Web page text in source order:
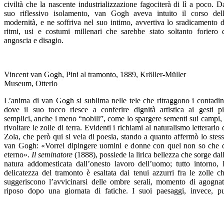
civiltà che la nascente industrializzazione fagociterà di lì a poco.
suo riflessivo isolamento, van Gogh aveva intuito il corso
modernità, e ne soffriva nel suo intimo, avvertiva lo sradicamento
ritmi, usi e costumi millenari che sarebbe stato soltanto foriero
angoscia e disagio.
Vincent van Gogh, Pini al tramonto, 1889, Kröller-Müller
Museum, Otterlo
L’anima di van Gogh si sublima nelle tele che ritraggono i
dove il suo tocco riesce a conferire dignità artistica ai gesti
semplici, anche i meno “nobili”, come lo spargere sementi sui campi,
rivoltare le zolle di terra. Evidenti i richiami al naturalismo letterario
Zola, che però qui si vela di poesia, stando a quanto affermò lo
van Gogh: «Vorrei dipingere uomini e donne con quel non so che
eterno». Il seminatore (1888), possiede la lirica bellezza che sorge
natura addomesticata dall’onesto lavoro dell’uomo; tutto intorno,
delicatezza del tramonto è esaltata dai tenui azzurri fra le zolle
suggeriscono l’avvicinarsi delle ombre serali, momento di
riposo dopo una giornata di fatiche. I suoi paesaggi, invece,